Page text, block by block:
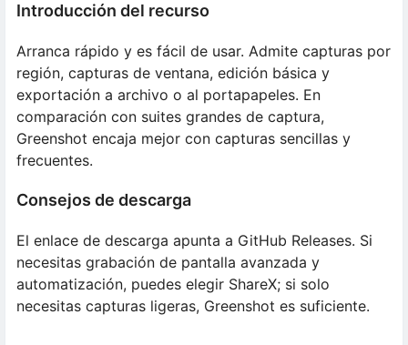
Introducción del recurso
Arranca rápido y es fácil de usar. Admite capturas por
región, capturas de ventana, edición básica y
exportación a archivo o al portapapeles. En
comparación con suites grandes de captura,
Greenshot encaja mejor con capturas sencillas y
frecuentes.
Consejos de descarga
El enlace de descarga apunta a GitHub Releases. Si
necesitas grabación de pantalla avanzada y
automatización, puedes elegir ShareX; si solo
necesitas capturas ligeras, Greenshot es suficiente.